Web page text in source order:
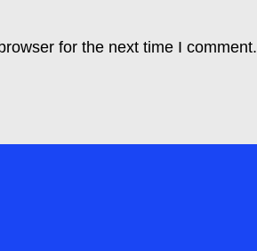
for the next time I comment.